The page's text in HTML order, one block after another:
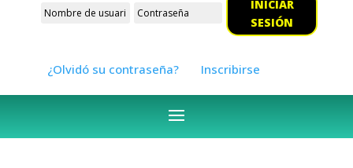
INICIAR
SESIÓN
¿Olvidó su contraseña? Inscribirse